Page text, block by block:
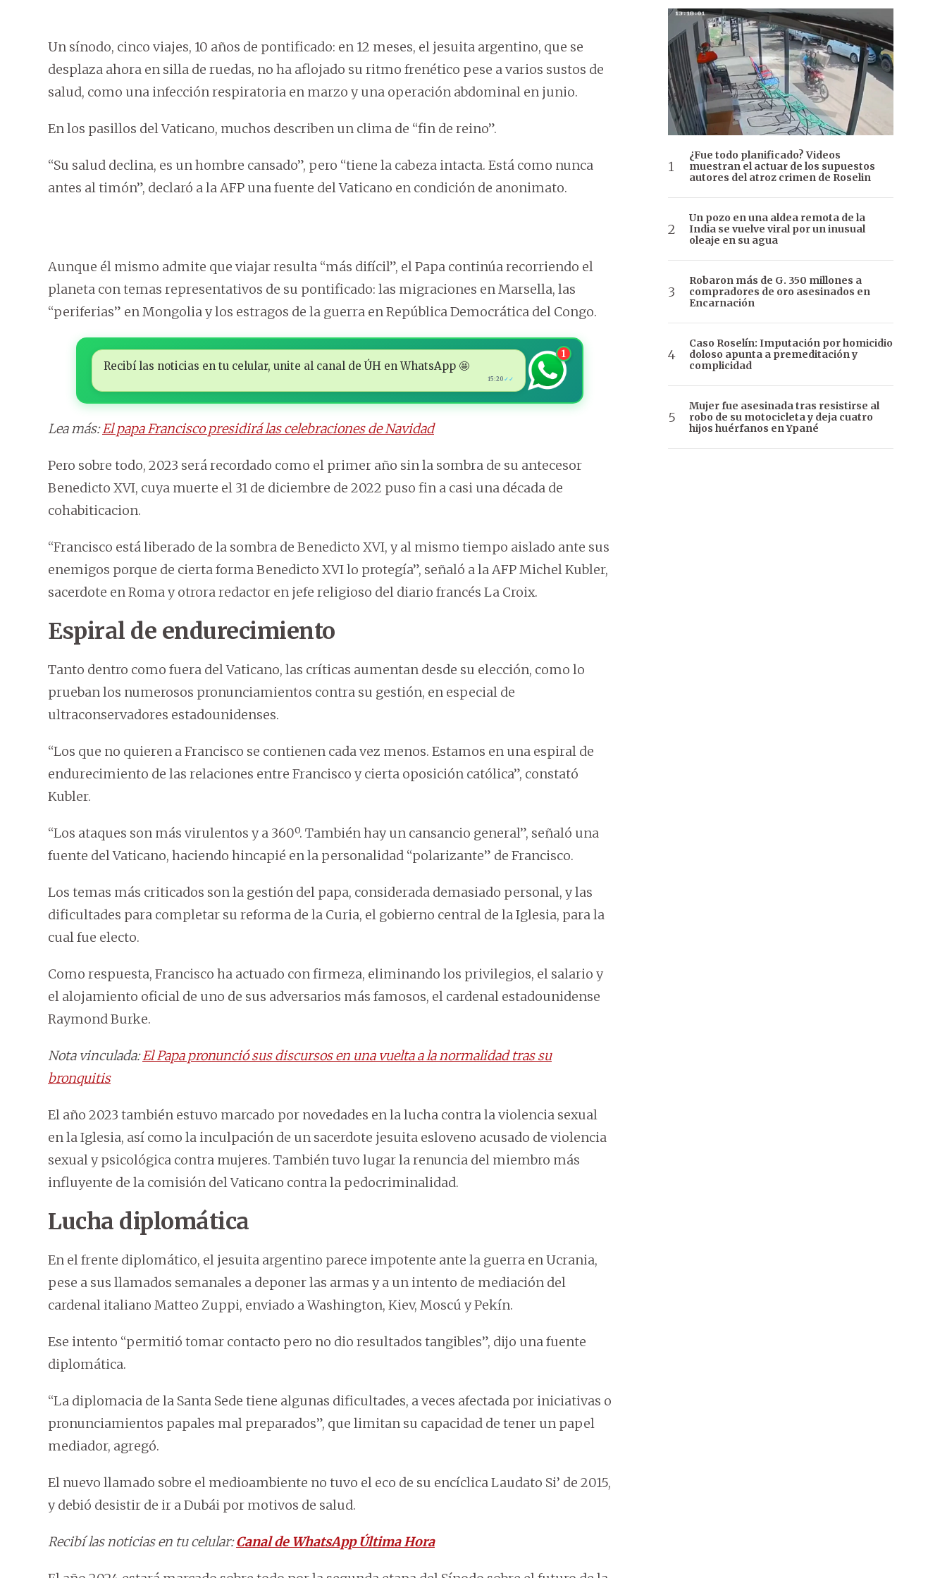
Un sínodo, cinco viajes, 10 años de pontificado: en 12 meses, el jesuita argentino, que se
desplaza ahora en silla de ruedas, no ha aflojado su ritmo frenético pese a varios sustos de
salud, como una infección respiratoria en marzo y una operación abdominal en junio.
En los pasillos del Vaticano, muchos describen un clima de “fin de reino”.
“Su salud declina, es un hombre cansado”, pero “tiene la cabeza intacta. Está como nunca
antes al timón”, declaró a la AFP una fuente del Vaticano en condición de anonimato.
Aunque él mismo admite que viajar resulta “más difícil”, el Papa continúa recorriendo el
planeta con temas representativos de su pontificado: las migraciones en Marsella, las
“periferias” en Mongolia y los estragos de la guerra en República Democrática del Congo.
Recibí las noticias en tu celular, unite al canal de ÚH en WhatsApp 🤩
15:20 ✓✓
1
Lea más:El papa Francisco presidirá las celebraciones de Navidad
Pero sobre todo, 2023 será recordado como el primer año sin la sombra de su antecesor
Benedicto XVI, cuya muerte el 31 de diciembre de 2022 puso fin a casi una década de
cohabiticacion.
“Francisco está liberado de la sombra de Benedicto XVI, y al mismo tiempo aislado ante sus
enemigos porque de cierta forma Benedicto XVI lo protegía”, señaló a la AFP Michel Kubler,
sacerdote en Roma y otrora redactor en jefe religioso del diario francés La Croix.
Espiral de endurecimiento
Tanto dentro como fuera del Vaticano, las críticas aumentan desde su elección, como lo
prueban los numerosos pronunciamientos contra su gestión, en especial de
ultraconservadores estadounidenses.
“Los que no quieren a Francisco se contienen cada vez menos. Estamos en una espiral de
endurecimiento de las relaciones entre Francisco y cierta oposición católica”, constató
Kubler.
“Los ataques son más virulentos y a 360º. También hay un cansancio general”, señaló una
fuente del Vaticano, haciendo hincapié en la personalidad “polarizante” de Francisco.
Los temas más criticados son la gestión del papa, considerada demasiado personal, y las
dificultades para completar su reforma de la Curia, el gobierno central de la Iglesia, para la
cual fue electo.
Como respuesta, Francisco ha actuado con firmeza, eliminando los privilegios, el salario y
el alojamiento oficial de uno de sus adversarios más famosos, el cardenal estadounidense
Raymond Burke.
Nota vinculada:El Papa pronunció sus discursos en una vuelta a la normalidad tras su
bronquitis
El año 2023 también estuvo marcado por novedades en la lucha contra la violencia sexual
en la Iglesia, así como la inculpación de un sacerdote jesuita esloveno acusado de violencia
sexual y psicológica contra mujeres. También tuvo lugar la renuncia del miembro más
influyente de la comisión del Vaticano contra la pedocriminalidad.
Lucha diplomática
En el frente diplomático, el jesuita argentino parece impotente ante la guerra en Ucrania,
pese a sus llamados semanales a deponer las armas y a un intento de mediación del
cardenal italiano Matteo Zuppi, enviado a Washington, Kiev, Moscú y Pekín.
Ese intento “permitió tomar contacto pero no dio resultados tangibles”, dijo una fuente
diplomática.
“La diplomacia de la Santa Sede tiene algunas dificultades, a veces afectada por iniciativas o
pronunciamientos papales mal preparados”, que limitan su capacidad de tener un papel
mediador, agregó.
El nuevo llamado sobre el medioambiente no tuvo el eco de su encíclica Laudato Si’ de 2015,
y debió desistir de ir a Dubái por motivos de salud.
Recibí las noticias en tu celular:Canal de WhatsApp Última Hora
¿Fue todo planificado? Videos
muestran el actuar de los supuestos
autores del atroz crimen de Roselin
Un pozo en una aldea remota de la
India se vuelve viral por un inusual
oleaje en su agua
Robaron más de G. 350 millones a
compradores de oro asesinados en
Encarnación
Caso Roselín: Imputación por homicidio
doloso apunta a premeditación y
complicidad
Mujer fue asesinada tras resistirse al
robo de su motocicleta y deja cuatro
hijos huérfanos en Ypané